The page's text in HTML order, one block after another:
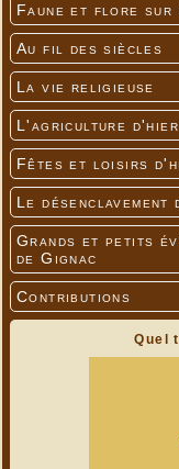
Faune et flore sur
Au fil des siècles
La vie religieuse
L'agriculture
Fêtes et loisirs
Le désenclavement
Grands et petits
de Gignac
Contributions
Quel